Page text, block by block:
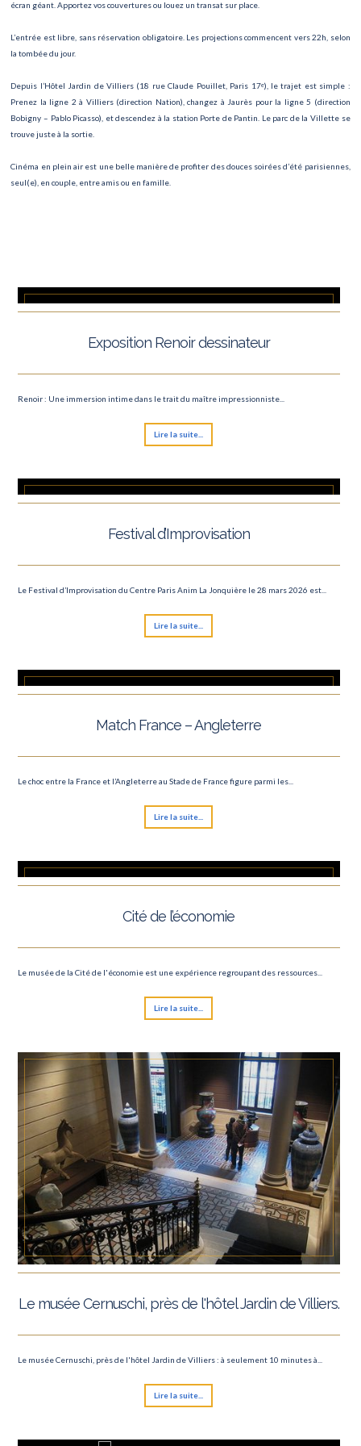
La passion des femmes
Lucie de Lammermoor
Concert de Jul
Manga Mega Show
Les Misérables
Le Carnaval de Paris
Roland Garros
Concert David Guetta
Marathon de Paris 2025
Le Lac des Cygnes
Semi marathon
Tournoi des 6 nations
Ateliers des Lumières
Rock en Seine
Cinéma en plair air Villette
Le roi lion
Fête de la musique
Nuit des Musées
écran géant. Apportez vos couvertures ou louez un transat sur place.
L’entrée est libre, sans réservation obligatoire. Les projections commencent vers 22h, selon
la tombée du jour.
Depuis l’Hôtel Jardin de Villiers (18 rue Claude Pouillet, Paris 17ᵉ), le trajet est simple :
Prenez la ligne 2 à Villiers (direction Nation), changez à Jaurès pour la ligne 5 (direction
Bobigny – Pablo Picasso), et descendez à la station Porte de Pantin. Le parc de la Villette se
trouve juste à la sortie.
Cinéma en plein air est une belle manière de profiter des douces soirées d’été parisiennes,
seul(e), en couple, entre amis ou en famille.
Exposition Renoir dessinateur
Renoir : Une immersion intime dans le trait du maître impressionniste...
Lire la suite...
Festival d’Improvisation
Le Festival d’Improvisation du Centre Paris Anim La Jonquière le 28 mars 2026 est...
Lire la suite...
Match France – Angleterre
Le choc entre la France et l’Angleterre au Stade de France figure parmi les...
Lire la suite...
Cité de l’économie
Le musée de la Cité de l'économie est une expérience regroupant des ressources...
Lire la suite...
Le musée Cernuschi, près de l'hôtel Jardin de Villiers.
Le musée Cernuschi, près de l'hôtel Jardin de Villiers : à seulement 10 minutes à...
Lire la suite...